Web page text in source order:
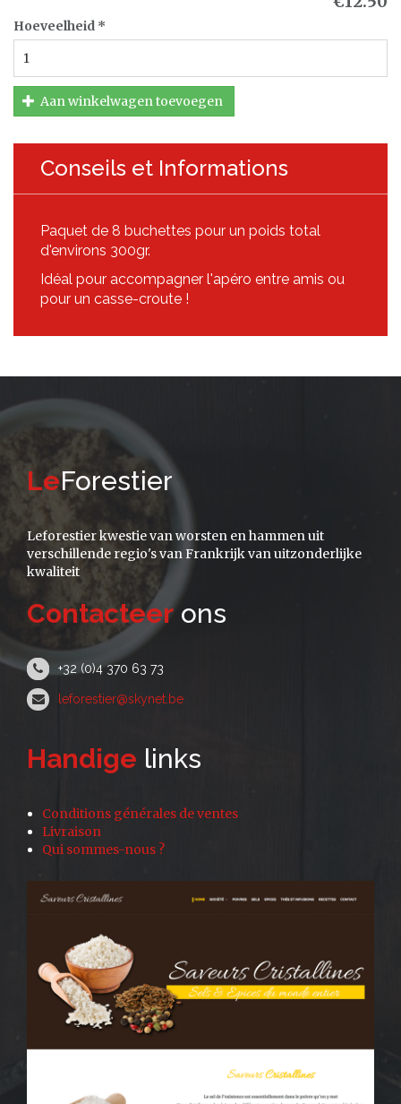
Hoeveelheid *
Aan winkelwagen toevoegen
Conseils et Informations
Paquet de 8 buchettes pour un poids total
d'environs 300gr.
Idéal pour accompagner l'apéro entre amis ou
pour un casse-croute !
LeForestier
Leforestier kwestie van worsten en hammen uit
verschillende regio's van Frankrijk van uitzonderlijke
kwaliteit
Contacteerons
+32 (0)4 370 63 73
leforestier@skynet.be
Handige links
Conditions générales de ventes
Livraison
Qui sommes-nous ?